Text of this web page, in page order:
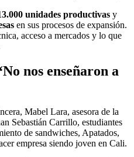
unidades productivas y
en sus procesos de expansión.
acceso a mercados y lo que
nos enseñaron a
Mabel Lara, asesora de la
Sebastián Carrillo, estudiantes
de sandwiches, Apatados,
empresa siendo joven en Cali.